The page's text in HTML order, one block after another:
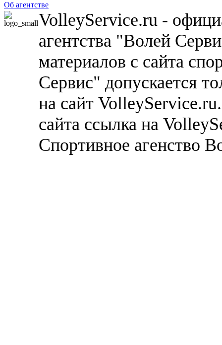
Об агентстве
VolleyService.ru -
агентства "Волей
материалов с сайта
Сервис" допускается
на сайт
сайта ссылка на
Спортивное агенство